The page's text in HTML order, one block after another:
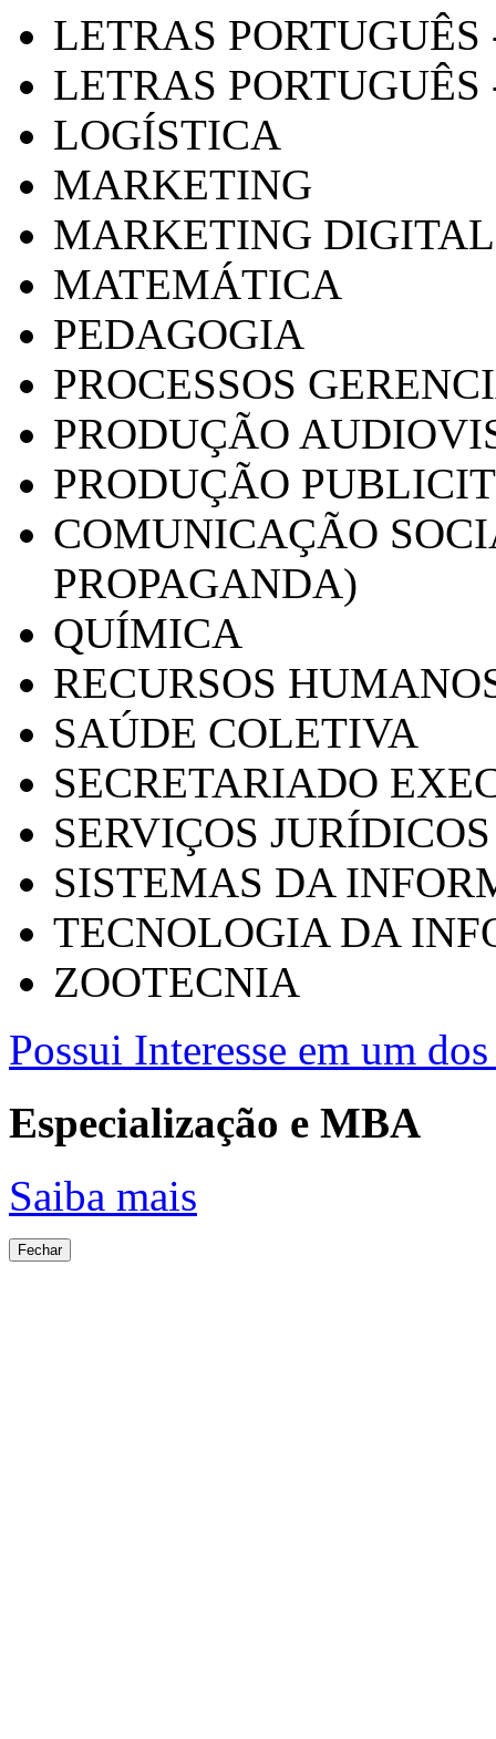
LETRAS
LETRAS PORTUGUÊS
LOGÍSTICA
MARKETING
MARKETING DIGITAL
MATEMÁTICA
PEDAGOGIA
PROCESSOS
PRODUÇÃO
PRODUÇÃO
COMUNICAÇÃO
PROPAGANDA)
QUÍMICA
RECURSOS
SAÚDE COLETIVA
SECRETARIADO
SERVIÇOS
SISTEMAS DA
TECNOLOGIA DA
ZOOTECNIA
Possui Interesse em um
Especialização e MBA
Saiba mais
Fechar